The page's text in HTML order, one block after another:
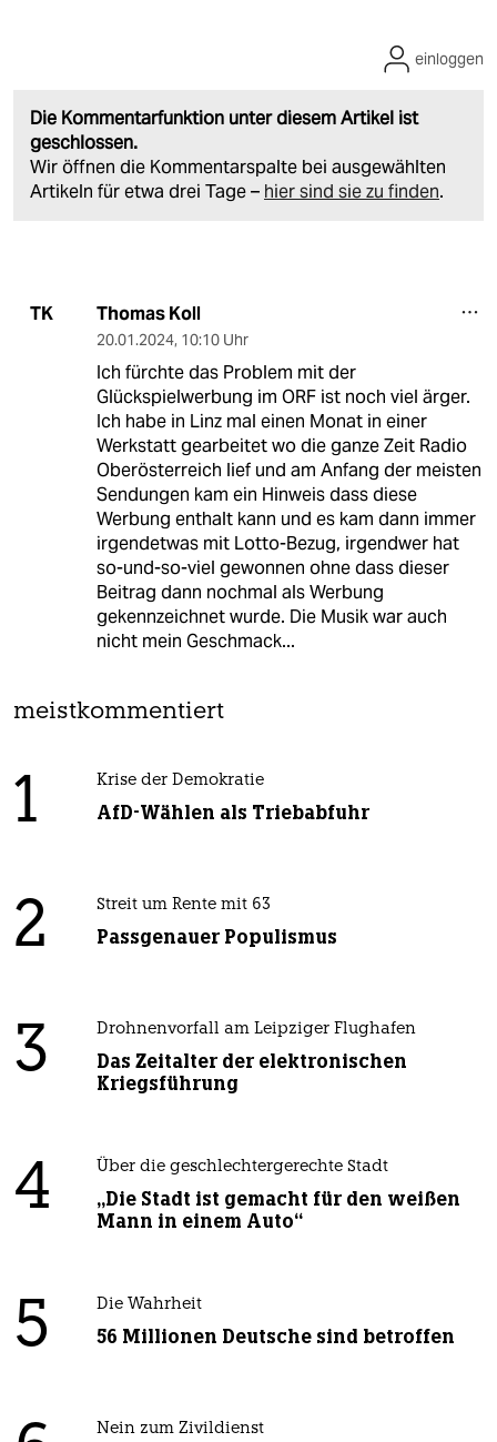
Die Kommentarfunktion unter diesem Artikel ist
geschlossen.
Wir öffnen die Kommentarspalte bei ausgewählten
Artikeln für etwa drei Tage – hier sind sie zu finden.
einloggen
TK Thomas Koll
20.01.2024, 10:10 Uhr
Ich fürchte das Problem mit der
Glückspielwerbung im ORF ist noch viel ärger.
Ich habe in Linz mal einen Monat in einer
Werkstatt gearbeitet wo die ganze Zeit Radio
Oberösterreich lief und am Anfang der meisten
Sendungen kam ein Hinweis dass diese
Werbung enthalt kann und es kam dann immer
irgendetwas mit Lotto-Bezug, irgendwer hat
so-und-so-viel gewonnen ohne dass dieser
Beitrag dann nochmal als Werbung
gekennzeichnet wurde. Die Musik war auch
nicht mein Geschmack...
meistkommentiert
1 Krise der Demokratie
AfD-Wählen als Triebabfuhr
2 Streit um Rente mit 63
Passgenauer Populismus
3 Drohnenvorfall am Leipziger Flughafen
Das Zeitalter der elektronischen
Kriegsführung
4 Über die geschlechtergerechte Stadt
„Die Stadt ist gemacht für den weißen
Mann in einem Auto“
5 Die Wahrheit
56 Millionen Deutsche sind betroffen
Nein zum Zivildienst